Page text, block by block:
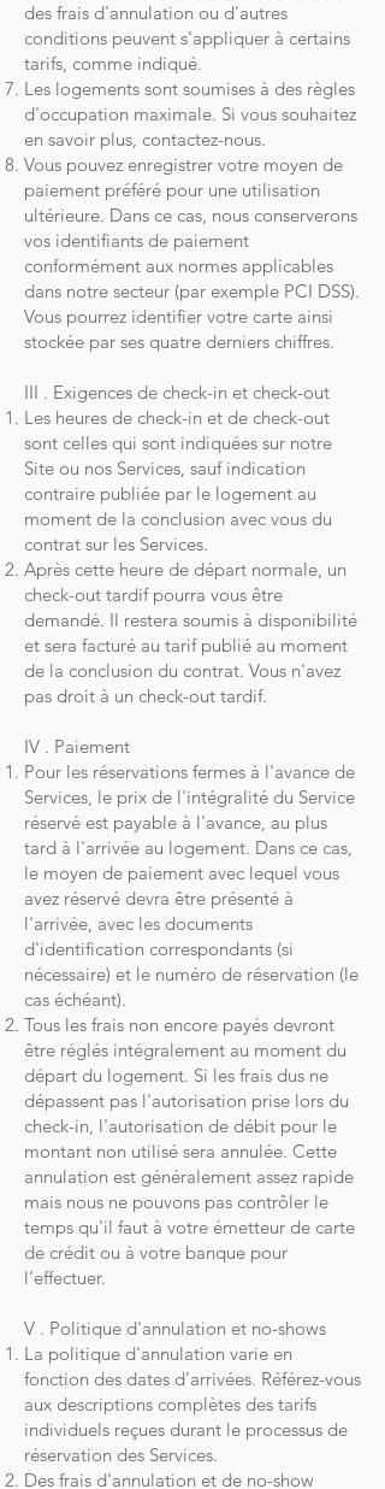
des frais d'annulation ou d'autres
conditions peuvent s'appliquer à certains
tarifs, comme indiqué.
Les logements sont soumises à des règles
d'occupation maximale. Si vous souhaitez
en savoir plus, contactez-nous.
Vous pouvez enregistrer votre moyen de
paiement préféré pour une utilisation
ultérieure. Dans ce cas, nous conserverons
vos identifiants de paiement
conformément aux normes applicables
dans notre secteur (par exemple PCI DSS).
Vous pourrez identifier votre carte ainsi
stockée par ses quatre derniers chiffres.
III . Exigences de check-in et check-out
Les heures de check-in et de check-out
sont celles qui sont indiquées sur notre
Site ou nos Services, sauf indication
contraire publiée par le logement au
moment de la conclusion avec vous du
contrat sur les Services.
Après cette heure de départ normale, un
check-out tardif pourra vous être
demandé. Il restera soumis à disponibilité
et sera facturé au tarif publié au moment
de la conclusion du contrat. Vous n'avez
pas droit à un check-out tardif.
IV . Paiement
Pour les réservations fermes à l'avance de
Services, le prix de l'intégralité du Service
réservé est payable à l'avance, au plus
tard à l'arrivée au logement. Dans ce cas,
le moyen de paiement avec lequel vous
avez réservé devra être présenté à
l'arrivée, avec les documents
d'identification correspondants (si
nécessaire) et le numéro de réservation (le
cas échéant).
Tous les frais non encore payés devront
être réglés intégralement au moment du
départ du logement. Si les frais dus ne
dépassent pas l'autorisation prise lors du
check-in, l'autorisation de débit pour le
montant non utilisé sera annulée. Cette
annulation est généralement assez rapide
mais nous ne pouvons pas contrôler le
temps qu'il faut à votre émetteur de carte
de crédit ou à votre banque pour
l’effectuer.
V . Politique d'annulation et no-shows
La politique d'annulation varie en
fonction des dates d’arrivées. Référez-vous
aux descriptions complètes des tarifs
individuels reçues durant le processus de
réservation des Services.
Des frais d'annulation et de no-show